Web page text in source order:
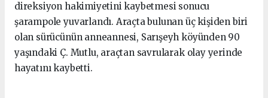
direksiyon hakimiyetini kaybetmesi sonucu
şarampole yuvarlandı. Araçta bulunan üç kişiden biri
olan sürücünün anneannesi, Sarışeyh köyünden 90
yaşındaki Ç. Mutlu, araçtan savrularak olay yerinde
hayatını kaybetti.